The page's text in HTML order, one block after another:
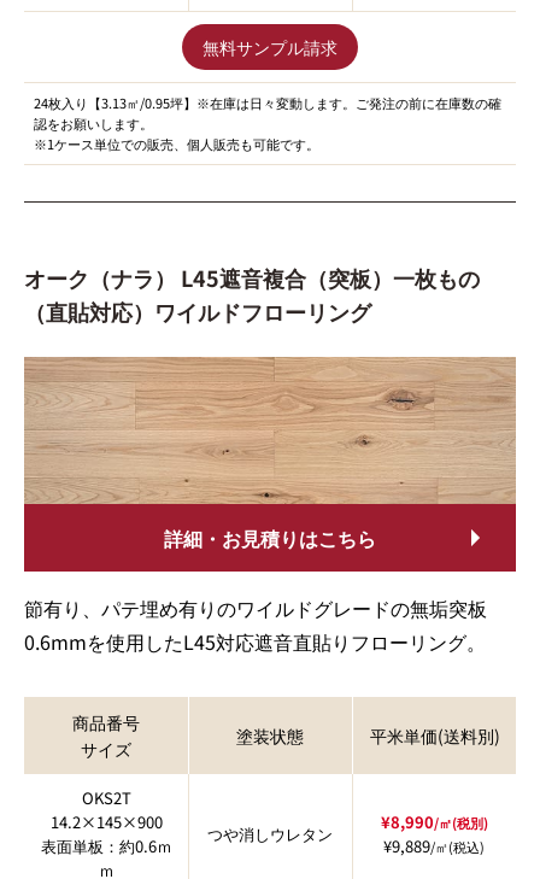
無料サンプル請求
24枚入り【3.13㎡/0.95坪】※在庫は日々変動します。ご発注の前に在庫数の確
認をお願いします。
※1ケース単位での販売、個人販売も可能です。
オーク（ナラ） L45遮音複合（突板）一枚もの
（直貼対応）ワイルドフローリング
詳細・お見積りはこちら
節有り、パテ埋め有りのワイルドグレードの無垢突板
0.6mmを使用したL45対応遮音直貼りフローリング。
商品番号
サイズ
塗装状態 平米単価(送料別)
OKS2T
14.2×145×900
表面単板：約0.6ｍ
ｍ
つや消しウレタン
¥8,990/㎡(税別)
¥9,889/㎡(税込)